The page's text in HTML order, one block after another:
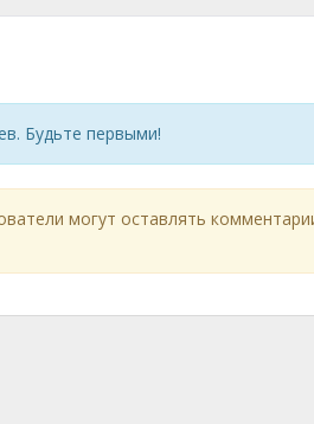
Будьте первыми!
могут оставлять